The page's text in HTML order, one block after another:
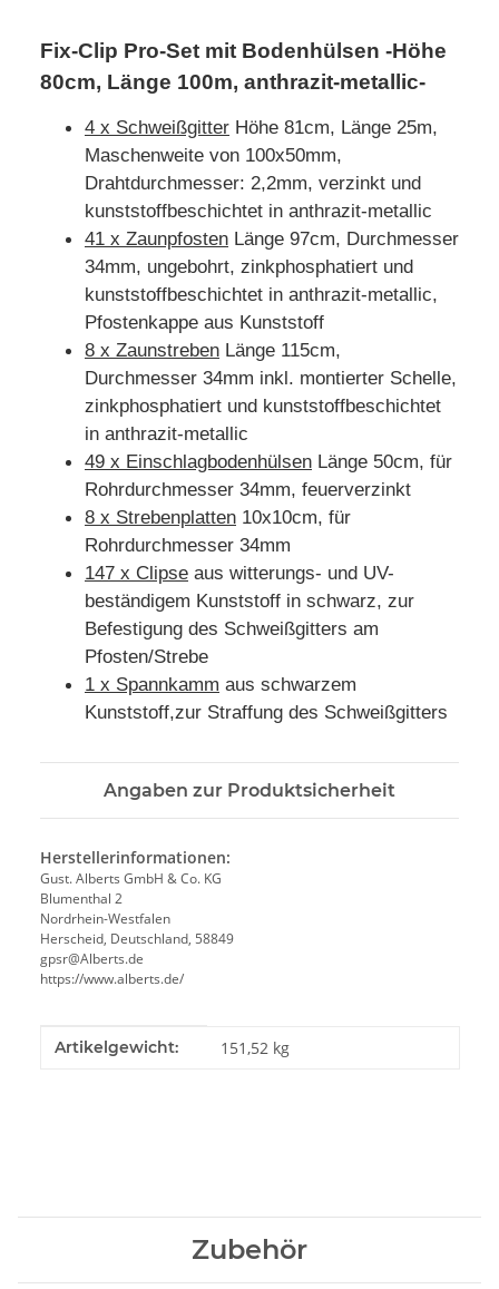
Fix-Clip Pro-Set mit Bodenhülsen -Höhe
80cm, Länge 100m, anthrazit-metallic-
4 x Schweißgitter Höhe 81cm, Länge 25m,
Maschenweite von 100x50mm,
Drahtdurchmesser: 2,2mm, verzinkt und
kunststoffbeschichtet in anthrazit-metallic
41 x Zaunpfosten Länge 97cm, Durchmesser
34mm, ungebohrt, zinkphosphatiert und
kunststoffbeschichtet in anthrazit-metallic,
Pfostenkappe aus Kunststoff
8 x Zaunstreben Länge 115cm,
Durchmesser 34mm inkl. montierter Schelle,
zinkphosphatiert und kunststoffbeschichtet
in anthrazit-metallic
49 x Einschlagbodenhülsen Länge 50cm, für
Rohrdurchmesser 34mm, feuerverzinkt
8 x Strebenplatten 10x10cm, für
Rohrdurchmesser 34mm
147 x Clipse aus witterungs- und UV-
beständigem Kunststoff in schwarz, zur
Befestigung des Schweißgitters am
Pfosten/Strebe
1 x Spannkamm aus schwarzem
Kunststoff,zur Straffung des Schweißgitters
Angaben zur Produktsicherheit
Herstellerinformationen:
Gust. Alberts GmbH & Co. KG
Blumenthal 2
Nordrhein-Westfalen
Herscheid, Deutschland, 58849
gpsr@Alberts.de
https://www.alberts.de/
Produkteigenschaft
Wert
Artikelgewicht: 151,52 kg
Zubehör